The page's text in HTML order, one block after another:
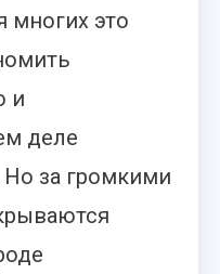
многих это
и
деле
Но за громкими